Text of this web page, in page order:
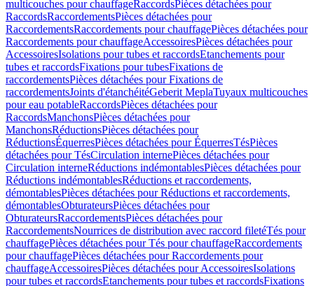
multicouches pour chauffageRaccordsPièces détachées pour
RaccordsRaccordementsPièces détachées pour
RaccordementsRaccordements pour chauffagePièces détachées pour
Raccordements pour chauffageAccessoiresPièces détachées pour
AccessoiresIsolations pour tubes et raccordsEtanchements pour
tubes et raccordsFixations pour tubesFixations de
raccordementsPièces détachées pour Fixations de
raccordementsJoints d'étanchéitéGeberit MeplaTuyaux multicouches
pour eau potableRaccordsPièces détachées pour
RaccordsManchonsPièces détachées pour
ManchonsRéductionsPièces détachées pour
RéductionsÉquerresPièces détachées pour ÉquerresTésPièces
détachées pour TésCirculation internePièces détachées pour
Circulation interneRéductions indémontablesPièces détachées pour
Réductions indémontablesRéductions et raccordements,
démontablesPièces détachées pour Réductions et raccordements,
démontablesObturateursPièces détachées pour
ObturateursRaccordementsPièces détachées pour
RaccordementsNourrices de distribution avec raccord filetéTés pour
chauffagePièces détachées pour Tés pour chauffageRaccordements
pour chauffagePièces détachées pour Raccordements pour
chauffageAccessoiresPièces détachées pour AccessoiresIsolations
pour tubes et raccordsEtanchements pour tubes et raccordsFixations